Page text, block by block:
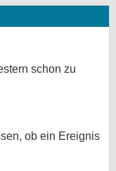
schon zu
ob ein Ereignis